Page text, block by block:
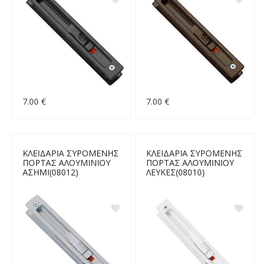
7.00 € 7.00 €
ΚΛΕΙΔΑΡΙΑ ΣΥΡΟΜΕΝΗΣ
ΠΟΡΤΑΣ ΑΛΟΥΜΙΝΙΟΥ
ΑΣΗΜΙ(08012)
ΚΛΕΙΔΑΡΙΑ ΣΥΡΟΜΕΝΗΣ
ΠΟΡΤΑΣ ΑΛΟΥΜΙΝΙΟΥ
ΛΕΥΚΕΣ(08010)